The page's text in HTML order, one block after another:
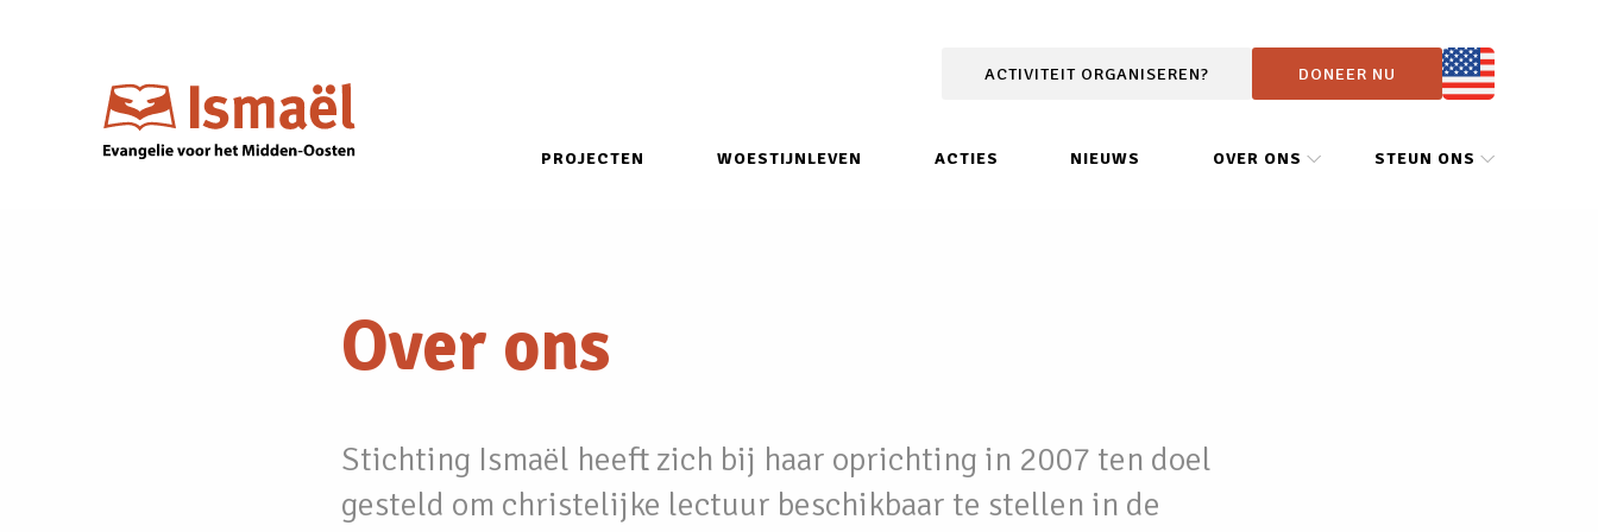
ACTIVITEIT ORGANISEREN? DONEER NU
PROJECTEN WOESTIJNLEVEN ACTIES NIEUWS OVER ONS STEUN ONS
Over ons
Stichting Ismaël heeft zich bij haar oprichting in 2007 ten doel
gesteld om christelijke lectuur beschikbaar te stellen in de